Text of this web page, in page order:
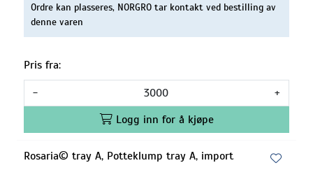
Ordre kan plasseres, NORGRO tar kontakt ved bestilling av
denne varen
Pris fra:
-
+
Logg inn for å kjøpe
Rosaria© tray A, Potteklump tray A, import